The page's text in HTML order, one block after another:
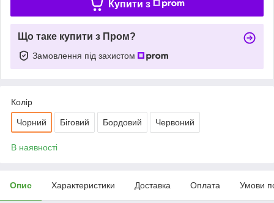
Купити з
Що таке купити з Пром?
Замовлення під захистом
Колір
Чорний Біговий Бордовий Червоний
В наявності
Опис Характеристики Доставка Оплата Умови